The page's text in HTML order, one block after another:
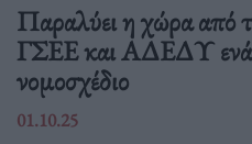
Παραλύει η χώρα από
ΓΣΕΕ και ΑΔΕΔΥ
νομοσχέδιο
01.10.25